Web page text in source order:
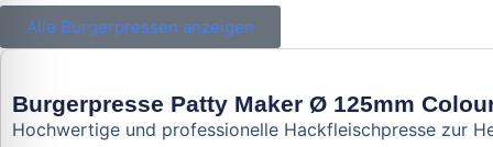
Alle Burgerpressen anzeigen
Burgerpresse Patty Maker Ø 125mm
Hochwertige und professionelle Hackfleischpresse zur